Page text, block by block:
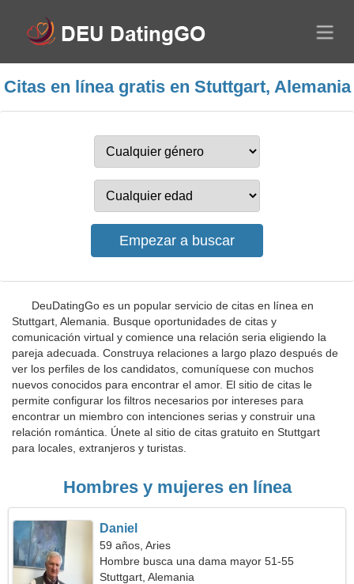
Citas en línea gratis en Stuttgart, Alemania
DeuDatingGo es un popular servicio de citas en línea en
Stuttgart, Alemania. Busque oportunidades de citas y
comunicación virtual y comience una relación seria eligiendo la
pareja adecuada. Construya relaciones a largo plazo después de
ver los perfiles de los candidatos, comuníquese con muchos
nuevos conocidos para encontrar el amor. El sitio de citas le
permite configurar los filtros necesarios por intereses para
encontrar un miembro con intenciones serias y construir una
relación romántica. Únete al sitio de citas gratuito en Stuttgart
para locales, extranjeros y turistas.
Hombres y mujeres en línea
Daniel
59 años, Aries
Hombre busca una dama mayor 51-55
Stuttgart, Alemania